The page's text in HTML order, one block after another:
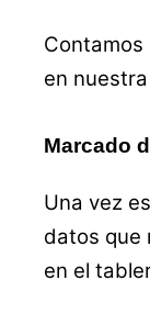
Contamos
en
Marcado
Una vez
datos que
en el